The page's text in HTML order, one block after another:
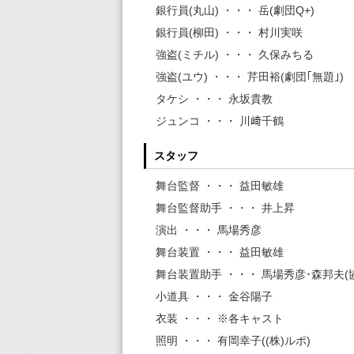
銀行員(丸山) ・・・ 岳(劇団Q+)
銀行員(柳田) ・・・ 村川実咲
強盗(ミチル) ・・・ 久保みちる
強盗(ユウ) ・・・ 芹田裕(劇団｢無題｣)
タケシ ・・・ 永坂貴教
ジュンコ ・・・ 川﨑千鶴
スタッフ
舞台監督 ・・・ 益田敏雄
舞台監督助手 ・・・ 井上昇
演出 ・・・ 馬場秀彦
舞台装置 ・・・ 益田敏雄
舞台装置助手 ・・・ 馬場秀彦･森邦夫(
小道具 ・・・ 金谷陽子
衣装 ・・・ ※各キャスト
照明 ・・・ 有岡幸子((株)ルポ)